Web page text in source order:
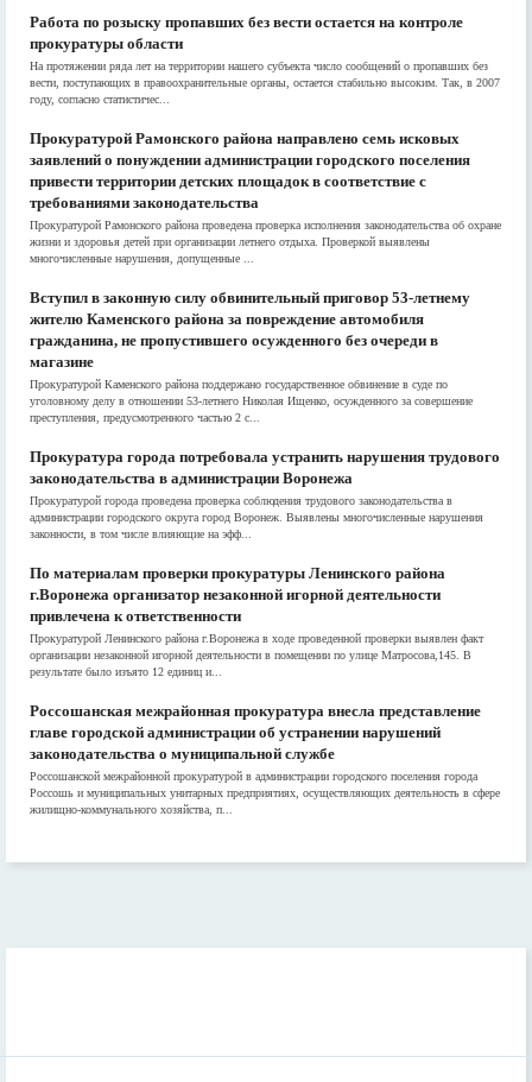
Работа по розыску пропавших без вести остается на контроле
прокуратуры области
На протяжении ряда лет на территории нашего субъекта число сообщений о пропавших без
вести, поступающих в правоохранительные органы, остается стабильно высоким. Так, в 2007
году, согласно статистичес...
Прокуратурой Рамонского района направлено семь исковых
заявлений о понуждении администрации городского поселения
привести территории детских площадок в соответствие с
требованиями законодательства
Прокуратурой Рамонского района проведена проверка исполнения законодательства об охране
жизни и здоровья детей при организации летнего отдыха. Проверкой выявлены
многочисленные нарушения, допущенные ...
Вступил в законную силу обвинительный приговор 53-летнему
жителю Каменского района за повреждение автомобиля
гражданина, не пропустившего осужденного без очереди в
магазине
Прокуратурой Каменского района поддержано государственное обвинение в суде по
уголовному делу в отношении 53-летнего Николая Ищенко, осужденного за совершение
преступления, предусмотренного частью 2 с...
Прокуратура города потребовала устранить нарушения трудового
законодательства в администрации Воронежа
Прокуратурой города проведена проверка соблюдения трудового законодательства в
администрации городского округа город Воронеж. Выявлены многочисленные нарушения
законности, в том числе влияющие на эфф...
По материалам проверки прокуратуры Ленинского района
г.Воронежа организатор незаконной игорной деятельности
привлечена к ответственности
Прокуратурой Ленинского района г.Воронежа в ходе проведенной проверки выявлен факт
организации незаконной игорной деятельности в помещении по улице Матросова,145. В
результате было изъято 12 единиц и...
Россошанская межрайонная прокуратура внесла представление
главе городской администрации об устранении нарушений
законодательства о муниципальной службе
Россошанской межрайонной прокуратурой в администрации городского поселения города
Россошь и муниципальных унитарных предприятиях, осуществляющих деятельность в сфере
жилищно-коммунального хозяйства, п...